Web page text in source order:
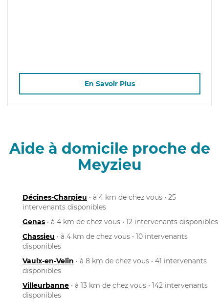
En Savoir Plus
Aide à domicile proche de
Meyzieu
Décines-Charpieu • à 4 km de chez vous • 25
intervenants disponibles
Genas • à 4 km de chez vous • 12 intervenants disponibles
Chassieu • à 4 km de chez vous • 10 intervenants
disponibles
Vaulx-en-Velin • à 8 km de chez vous • 41 intervenants
disponibles
Villeurbanne • à 13 km de chez vous • 142 intervenants
disponibles